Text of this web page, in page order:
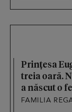
Prințesa
treia oară.
a născut o
FAMILIA